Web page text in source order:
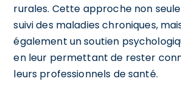
rurales. Cette approche non
suivi des maladies chroniques,
également un soutien
en leur permettant de rester
leurs professionnels de santé.